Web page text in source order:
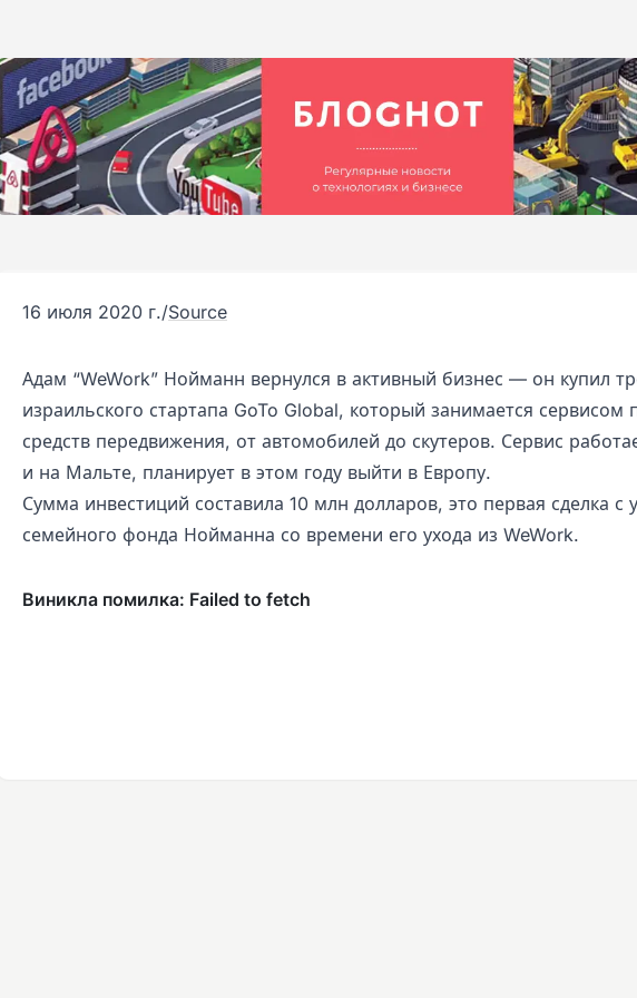
16 июля 2020 г./Source
Адам “WeWork” Нойманн вернулся в активный бизнес — он купил
израильского стартапа GoTo Global, который занимается сервисом
средств передвижения, от автомобилей до скутеров. Сервис
и на Мальте, планирует в этом году выйти в Европу.
Сумма инвестиций составила 10 млн долларов, это первая сделка с
семейного фонда Нойманна со времени его ухода из WeWork.